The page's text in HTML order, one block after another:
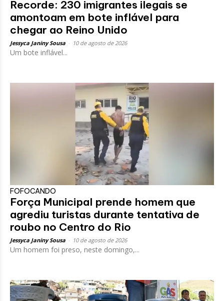
Recorde: 230 imigrantes ilegais se
amontoam em bote inflável para
chegar ao Reino Unido
Jessyca Janiny Sousa 10 de agosto de 2026
Um bote inflável...
FOFOCANDO
Força Municipal prende homem que
agrediu turistas durante tentativa de
roubo no Centro do Rio
Jessyca Janiny Sousa 10 de agosto de 2026
Um homem foi preso, neste domingo,...